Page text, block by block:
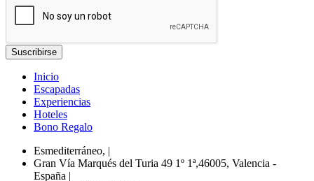
Inicio
Escapadas
Experiencias
Hoteles
Bono Regalo
Esmediterráneo, |
Gran Vía Marqués del Turia 49 1º 1ª,46005, Valencia -
España |